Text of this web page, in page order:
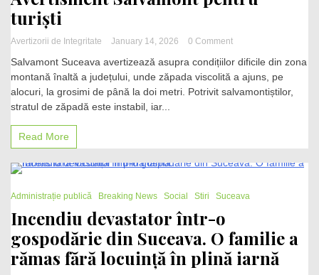
turiști
Avertizorii de Integritate January 14, 2026 0 Commenton
Strat
de
zăpadă
în
montană.
pentru
turiști
Salvamont Suceava avertizează asupra condițiilor dificile din zona
montană înaltă a județului, unde zăpada viscolită a ajuns, pe
alocuri, la grosimi de până la doi metri. Potrivit salvamontiștilor,
stratul de zăpadă este instabil, iar...
Read More
Administrație publică
Breaking News Social Stiri Suceava
Incendiu devastator într-o
gospodărie din Suceava. O familie a
rămas fără locuință în plină iarnă